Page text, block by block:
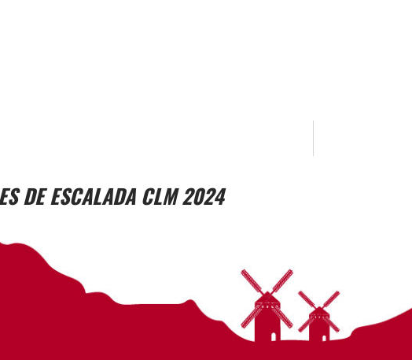
DE ESCALADA CLM 2024